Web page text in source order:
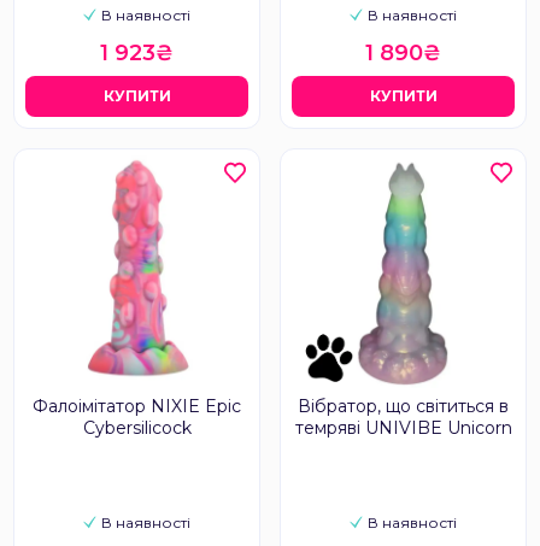
В наявності
1 923₴
КУПИТИ
В наявності
1 890₴
КУПИТИ
Фалоімітатор NIXIE Epic
Cybersilicock
В наявності
Вібратор, що світиться в
темряві UNIVIBE Unicorn
В наявності